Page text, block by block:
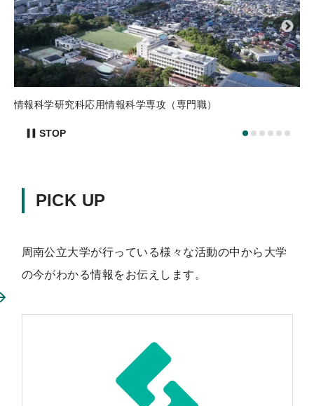
情報科学研究科応用情報科学専攻（専門職）
STOP
PICK UP
周南公立大学が行っている様々な活動の中から大学
の今がわかる情報をお伝えします。